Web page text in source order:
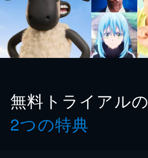
無料トライアルの
2つの特典